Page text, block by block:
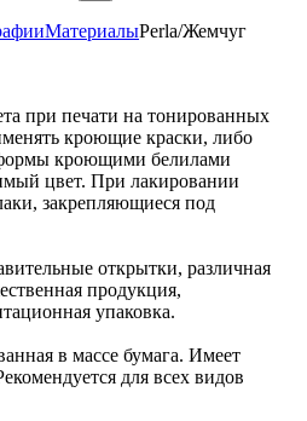
МатериалыPerla/Жемчуг
при печати на тонированных
кроющие краски, либо
формы кроющими белилами
цвет. При лакировании
закрепляющиеся под
открытки, различная
продукция,
упаковка.
в массе бумага. Имеет
для всех видов